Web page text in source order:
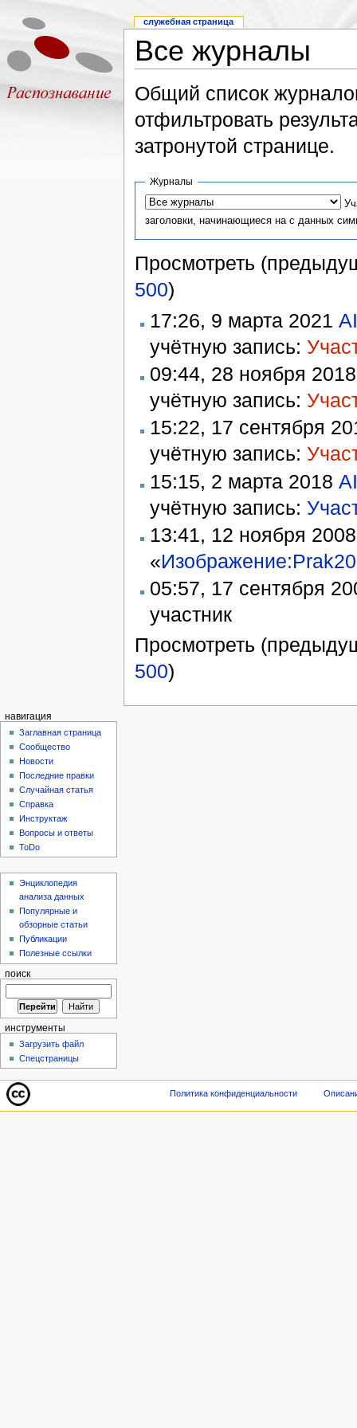
Все журналы
Общий список
отфильтровать
затронутой странице.
Журналы
заголовки, начинающиеся на с данных
Просмотреть
500)
17:26, 9 марта 2021
учётную запись:
09:44, 28 ноября
учётную запись:
15:22, 17 сентября
учётную запись:
15:15, 2 марта 2018
учётную запись:
13:41, 12 ноября
«
05:57, 17 сентября
участник ‎
Просмотреть
500)
служебная страница
навигация
Заглавная страница
Сообщество
Новости
Последние правки
Случайная статья
Справка
Инструктаж
Вопросы и ответы
ToDo
Энциклопедия
анализа данных
Популярные и
обзорные статьи
Публикации
Полезные ссылки
поиск
инструменты
Загрузить файл
Спецстраницы
Политика конфиденциальности